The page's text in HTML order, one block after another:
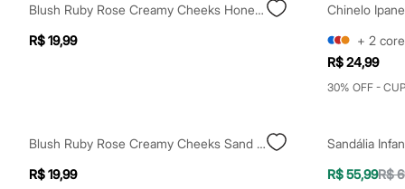
Moda esportiva
Shorts e Saias
Vestidos
Roupas
Camisas
Blush Ruby Rose Creamy Cheeks Honey Glow Rosa
R$ 19,99
Chinelo
+ 2
R$ 24,99
30% OFF -
Blush Ruby Rose Creamy Cheeks Sand Brown Rosa
R$ 19,99
Sandália
R$ 55,99R$